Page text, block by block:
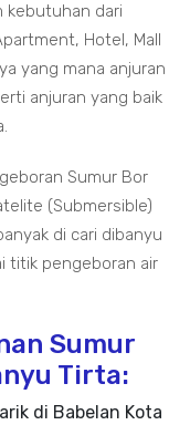
kebutuhan dari
Hotel, Mall
yang mana anjuran
anjuran yang baik
Sumur Bor
(Submersible)
di cari dibanyu
titik pengeboran air
Sumur
Tirta:
di Babelan Kota